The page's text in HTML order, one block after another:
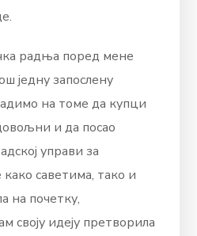
радња поред мене
једну запослену
на томе да купци
и да посао
управи за
како саветима, тако и
на почетку,
своју идеју претворила